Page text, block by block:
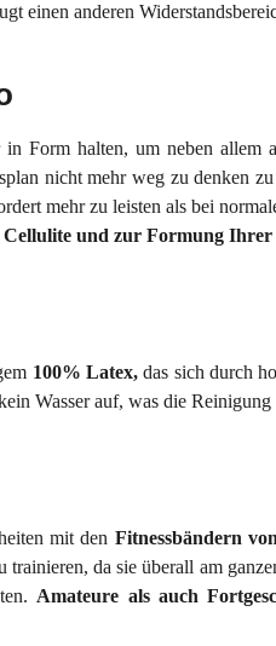
einen anderen
Form halten, um neben allem
nicht mehr weg zu denken
mehr zu leisten als bei
und zur Formung
100% Latex,das sich durch
Wasser auf, was die
mit den Fitnessbändern
da sie überall am
Amateure als auch